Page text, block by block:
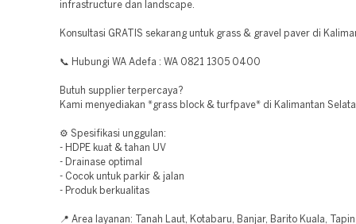
infrastructure dan landscape.
Konsultasi GRATIS sekarang untuk grass & gravel paver di
📞 Hubungi WA Adefa : WA 0821 1305 0400
Butuh supplier terpercaya?
Kami menyediakan *grass block & turfpave* di Kalimantan
⚙️ Spesifikasi unggulan:
- HDPE kuat & tahan UV
- Drainase optimal
- Cocok untuk parkir & jalan
- Produk berkualitas
📍 Area layanan: Tanah Laut, Kotabaru, Banjar, Barito Kuala,